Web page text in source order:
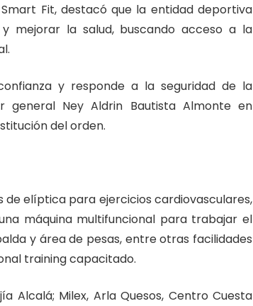
Fit, destacó que la entidad deportiva
mejorar la salud, buscando acceso a la
y responde a la seguridad de la
general Ney Aldrin Bautista Almonte en
del orden.
de elíptica para ejercicios cardiovasculares,
máquina multifuncional para trabajar el
y área de pesas, entre otras facilidades
training capacitado.
Alcalá; Milex, Arla Quesos, Centro Cuesta